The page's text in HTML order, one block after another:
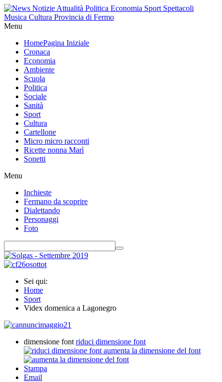
Menu
HomePagina Iniziale
Cronaca
Economia
Ambiente
Scuola
Politica
Sociale
Sanità
Sport
Cultura
Cartellone
Micro micro racconti
Ricette nonna Marì
Sonetti
Menu
Inchieste
Fermano da scoprire
Dialettando
Personaggi
Foto
Sei qui:
Home
Sport
Videx domenica a Lagonegro
dimensione font riduci dimensione font
aumenta la dimensione del font
Stampa
Email